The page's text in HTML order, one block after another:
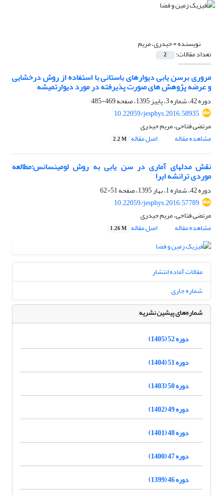
نویسنده =حیدری، مریم
تعداد مقالات: 2
مروری برسن یابی دیوارهای باستانی با استفاده از روش درخشایی
و عرضه پژوهش های صورت پذیرفته در مورد دیوارتمیشه
دوره 42، شماره 3، پاییز 1395، صفحه
469-485
10.22059/jesphys.2016.58935
مرتضی فتاحی، مریم حیدری
مشاهده مقاله
اصل مقاله 2.2 M
نقش مدلهای آماری در سن یابی به روش لومینسانس:مطالعه
موردی ترانشه ایرا
دوره 42، شماره 1، بهار 1395، صفحه
51-62
10.22059/jesphys.2016.57789
مرتضی فتاحی، مریم حیدری
مشاهده مقاله
اصل مقاله 1.26 M
مقالات آماده انتشار
شماره جاری
شماره‌های پیشین نشریه
دوره 52 (1405)
دوره 51 (1404)
دوره 50 (1403)
دوره 49 (1402)
دوره 48 (1401)
دوره 47 (1400)
دوره 46 (1399)